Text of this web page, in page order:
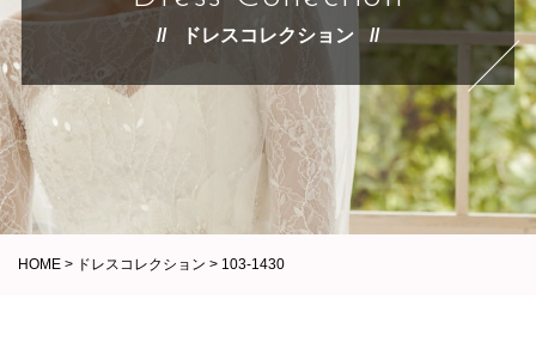
ドレスコレクション
HOME > ドレスコレクション > 103-1430